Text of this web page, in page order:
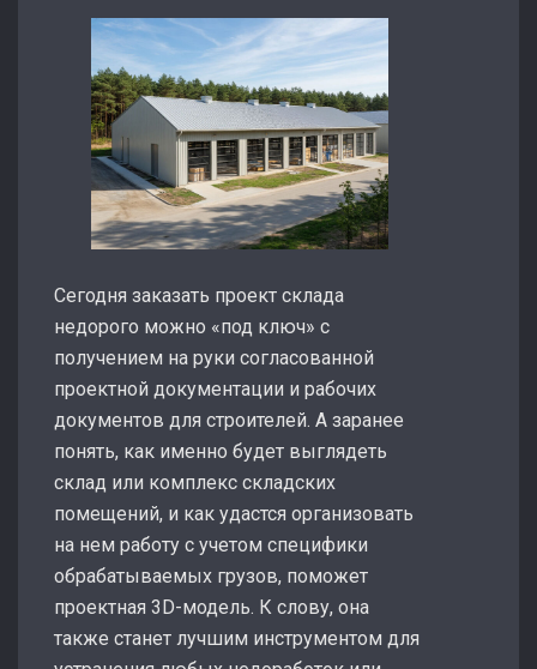
Сегодня заказать проект склада
недорого можно «под ключ» с
получением на руки согласованной
проектной документации и рабочих
документов для строителей. А заранее
понять, как именно будет выглядеть
склад или комплекс складских
помещений, и как удастся организовать
на нем работу с учетом специфики
обрабатываемых грузов, поможет
проектная 3D-модель. К слову, она
также станет лучшим инструментом для